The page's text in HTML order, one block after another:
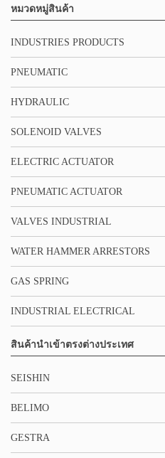
หมวดหมู่สินค้า
INDUSTRIES PRODUCTS
PNEUMATIC
HYDRAULIC
SOLENOID VALVES
ELECTRIC ACTUATOR
PNEUMATIC ACTUATOR
VALVES INDUSTRIAL
WATER HAMMER ARRESTORS
GAS SPRING
INDUSTRIAL ELECTRICAL
สินค้านำเข้าตรงต่างประเทศ
SEISHIN
BELIMO
GESTRA